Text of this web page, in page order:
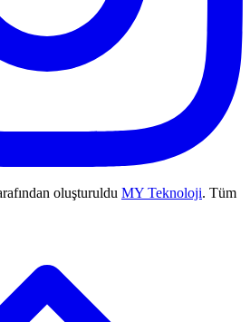
oluşturuldu MY Teknoloji. Tüm